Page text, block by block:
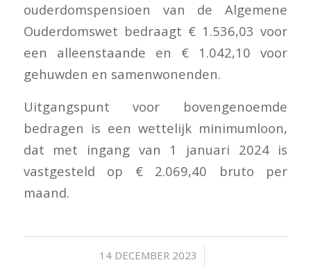
ouderdomspensioen van de Algemene
Ouderdomswet bedraagt € 1.536,03 voor
een alleenstaande en € 1.042,10 voor
gehuwden en samenwonenden.
Uitgangspunt voor bovengenoemde
bedragen is een wettelijk minimumloon,
dat met ingang van 1 januari 2024 is
vastgesteld op € 2.069,40 bruto per
maand.
14 DECEMBER 2023
/